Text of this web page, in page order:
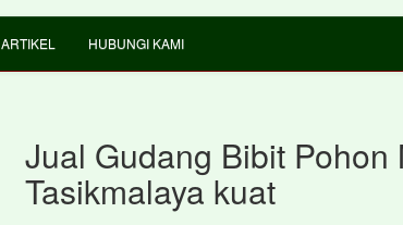
ARTIKEL HUBUNGI KAMI
Jual Gudang Bibit Pohon
Tasikmalaya kuat